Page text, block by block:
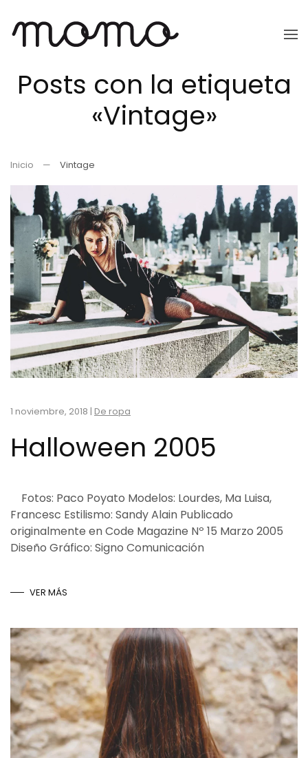
Ir
contenido
principal
Posts con la etiqueta
«Vintage»
Inicio Vintage
1 noviembre, 2018 | De ropa
Halloween 2005
Fotos: Paco Poyato Modelos: Lourdes, Ma Luisa,
Francesc Estilismo: Sandy Alain Publicado
originalmente en Code Magazine Nº 15 Marzo 2005
Diseño Gráfico: Signo Comunicación
VER MÁS